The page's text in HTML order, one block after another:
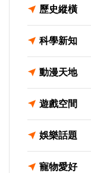
歷史縱橫
科學新知
動漫天地
遊戲空間
娛樂話題
寵物愛好